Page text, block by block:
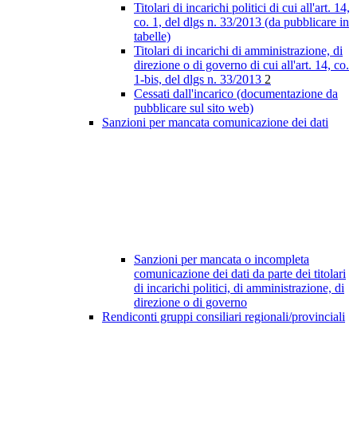
Titolari di incarichi politici di cui all'art. 14,
co. 1, del dlgs n. 33/2013 (da pubblicare in
tabelle)
Titolari di incarichi di amministrazione, di
direzione o di governo di cui all'art. 14, co.
1-bis, del dlgs n. 33/2013 2
Cessati dall'incarico (documentazione da
pubblicare sul sito web)
Sanzioni per mancata comunicazione dei dati
Sanzioni per mancata o incompleta
comunicazione dei dati da parte dei titolari
di incarichi politici, di amministrazione, di
direzione o di governo
Rendiconti gruppi consiliari regionali/provinciali